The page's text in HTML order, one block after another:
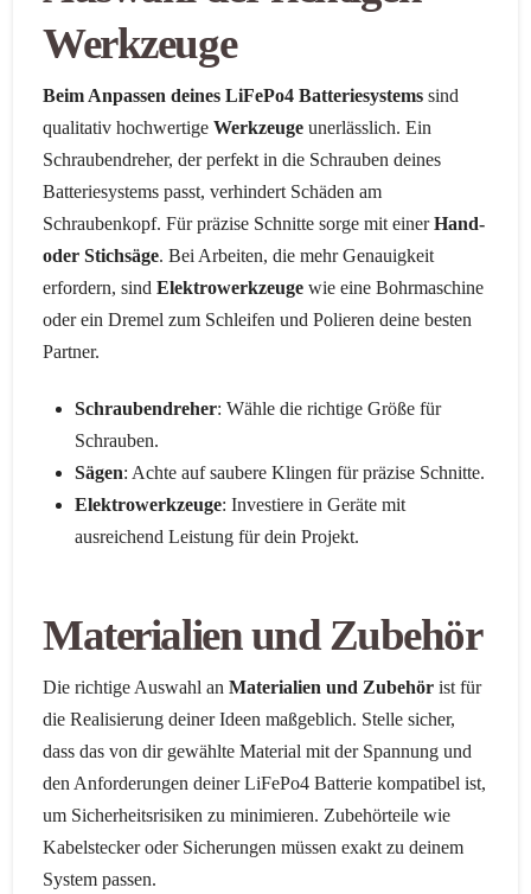
Werkzeuge
Beim Anpassen deines LiFePo4 Batteriesystems sind
qualitativ hochwertigeWerkzeuge unerlässlich. Ein
Schraubendreher, der perfekt in die Schrauben deines
Batteriesystems passt, verhindert Schäden am
Schraubenkopf. Für präzise Schnitte sorge mit einerHand-
oder Stichsäge. Bei Arbeiten, die mehr Genauigkeit
erfordern, sindElektrowerkzeuge wie eine Bohrmaschine
oder ein Dremel zum Schleifen und Polieren deine besten
Partner.
Schraubendreher: Wähle die richtige Größe für
Schrauben.
Sägen: Achte auf saubere Klingen für präzise Schnitte.
Elektrowerkzeuge: Investiere in Geräte mit
ausreichend Leistung für dein Projekt.
Materialien und Zubehör
Die richtige Auswahl anMaterialien und Zubehör ist für
die Realisierung deiner Ideen maßgeblich. Stelle sicher,
dass das von dir gewählte Material mit der Spannung und
den Anforderungen deiner LiFePo4 Batterie kompatibel ist,
um Sicherheitsrisiken zu minimieren. Zubehörteile wie
Kabelstecker oder Sicherungen müssen exakt zu deinem
System passen.